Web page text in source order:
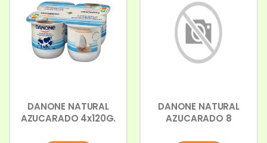
DANONE NATURAL
AZUCARADO 4x120G.
DANONE NATURAL
AZUCARADO 8